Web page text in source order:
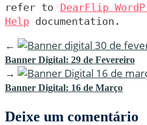
refer to DearFlip
Help documentation.
←
Banner Digital: 29 de Fevereiro
→
Banner Digital: 16 de Março
Deixe um comentário